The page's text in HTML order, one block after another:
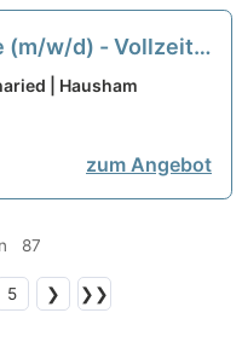
(m/w/d) - Vollzeit /
| Hausham
zum Angebot
87
5 ❯ ❯❯